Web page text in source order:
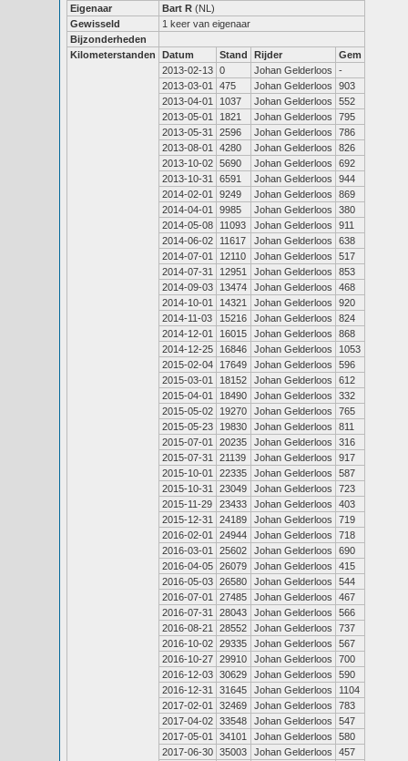
Eigenaar
Bart R (NL)
Gewisseld
1 keer van eigenaar
Bijzonderheden
Kilometerstanden
Datum Stand Rijder
Gem
2013-02-13 0 Johan Gelderloos
-
2013-03-01
475 Johan Gelderloos
903
2013-04-01
1037 Johan Gelderloos
552
2013-05-01
1821 Johan Gelderloos
795
2013-05-31
2596 Johan Gelderloos
786
2013-08-01
4280 Johan Gelderloos
826
2013-10-02 5690 Johan Gelderloos
692
2013-10-31
6591 Johan Gelderloos
944
2014-02-01
9249 Johan Gelderloos
869
2014-04-01
9985 Johan Gelderloos
380
2014-05-08
11093 Johan Gelderloos
911
2014-06-02
11617 Johan Gelderloos
638
2014-07-01
12110 Johan Gelderloos
517
2014-07-31
12951 Johan Gelderloos
853
2014-09-03
13474 Johan Gelderloos
468
2014-10-01
14321 Johan Gelderloos
920
2014-11-03
15216 Johan Gelderloos
824
2014-12-01
16015 Johan Gelderloos
868
2014-12-25
16846 Johan Gelderloos
1053
2015-02-04
17649 Johan Gelderloos
596
2015-03-01
18152 Johan Gelderloos
612
2015-04-01
18490 Johan Gelderloos
332
2015-05-02
19270 Johan Gelderloos
765
2015-05-23
19830 Johan Gelderloos
811
2015-07-01
20235 Johan Gelderloos
316
2015-07-31
21139 Johan Gelderloos
917
2015-10-01
22335 Johan Gelderloos
587
2015-10-31
23049 Johan Gelderloos
723
2015-11-29
23433 Johan Gelderloos
403
2015-12-31
24189 Johan Gelderloos
719
2016-02-01
24944 Johan Gelderloos
718
2016-03-01
25602 Johan Gelderloos
690
2016-04-05 26079 Johan Gelderloos
415
2016-05-03 26580 Johan Gelderloos
544
2016-07-01
27485 Johan Gelderloos
467
2016-07-31
28043 Johan Gelderloos
566
2016-08-21
28552 Johan Gelderloos
737
2016-10-02 29335 Johan Gelderloos
567
2016-10-27 29910 Johan Gelderloos
700
2016-12-03 30629 Johan Gelderloos
590
2016-12-31
31645 Johan Gelderloos
1104
2017-02-01
32469 Johan Gelderloos
783
2017-04-02 33548 Johan Gelderloos
547
2017-05-01
34101 Johan Gelderloos
580
2017-06-30 35003 Johan Gelderloos
457